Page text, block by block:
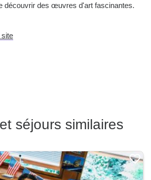
découvrir des œuvres d'art fascinantes.
site
séjours similaires